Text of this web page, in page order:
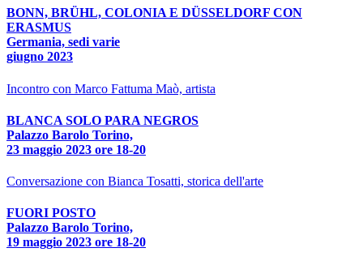
BONN, BRÜHL, COLONIA E DÜSSELDORF CON
ERASMUS
Germania, sedi varie
giugno 2023
Incontro con Marco Fattuma Maò, artista
BLANCA SOLO PARA NEGROS
Palazzo Barolo Torino,
23 maggio 2023 ore 18-20
Conversazione con Bianca Tosatti, storica dell'arte
FUORI POSTO
Palazzo Barolo Torino,
19 maggio 2023 ore 18-20